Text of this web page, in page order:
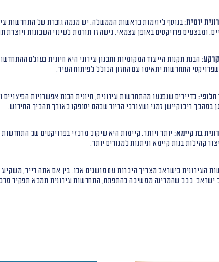
יזמית:בנוסף ליוזמות בראשות הממשלה, יש מגמה גוברת של התחדשות
ומבצעים פרויקטים באופן עצמאי. גישה זו תורמת לשינוי השכונות ויוצרת
קרקע: הבנת תקנות הייעוד המקומיות ותכנון עירוני היא חיונית בעולם
התחדשות יתאימו עם החזון הכולל לפיתוח העיר.
חלופי: לדיירים שנפגעו מהתחדשות עירונית, חיונית הבנת אפשרויות הפיצויים
במהלך רילוקיישן זמני ושצורכי הדיור שלהם יסופקו לאורך תהליך החידוש.
בת קיימא: יותר ויותר, קיימות היא שיקול מרכזי בפרויקטים של התחדשות
קהילות בנות קיימא וניתנות למגורים יותר.
העירונית בישראל מצריך היכרות עם מושגים אלו. בין אם אתה דייר,
ישראל. ככל שהמדינה ממשיכה להתפתח, התחדשות עירונית תמלא תפקיד